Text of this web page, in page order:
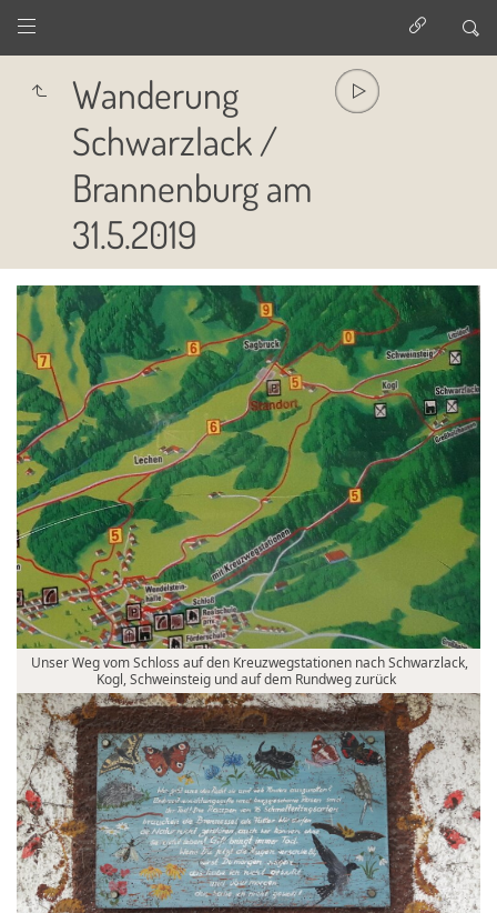
Wanderung
Schwarzlack /
Brannenburg am
31.5.2019
Unser Weg vom Schloss auf den Kreuzwegstationen nach Schwarzlack,
Kogl, Schweinsteig und auf dem Rundweg zurück